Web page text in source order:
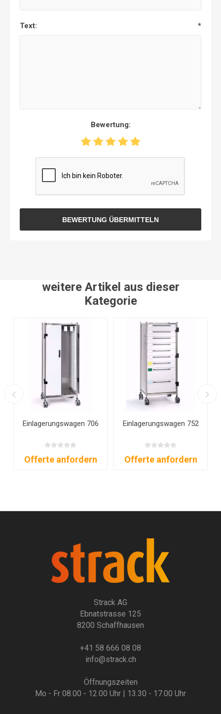
Text: *
Bewertung:
BEWERTUNG ÜBERMITTELN
weitere Artikel aus dieser
Kategorie
Einlagerungswagen 706
Offerte anfordern
Einlagerungswagen 752
Offerte anfordern
Strack AG
Ebnatstrasse 125
8200 Schaffhausen
+41 58 666 08 08
info@strack.ch
Öffnungszeiten
Mo - Fr 08.00 - 12.00 Uhr | 13.30 - 17.00 Uhr